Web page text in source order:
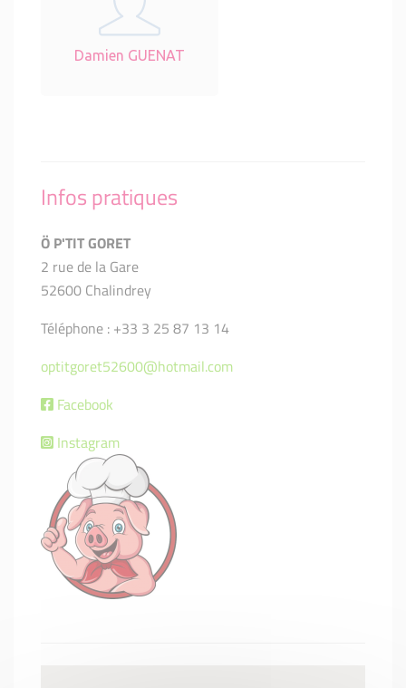
Damien GUENAT
Infos pratiques
Ö P'TIT GORET
2 rue de la Gare
52600 Chalindrey
Téléphone : +33 3 25 87 13 14
optitgoret52600@hotmail.com
Facebook
Instagram